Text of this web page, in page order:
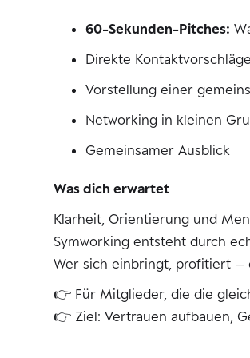
60-Sekunden-Pitches:
Direkte
Vorstellung einer
Networking in kleinen
Gemeinsamer Ausblick
Was dich erwartet
Klarheit, Orientierung und
Symworking entsteht durch
Wer sich einbringt, profitiert –
👉 Für Mitglieder, die die
👉 Ziel: Vertrauen aufbauen,